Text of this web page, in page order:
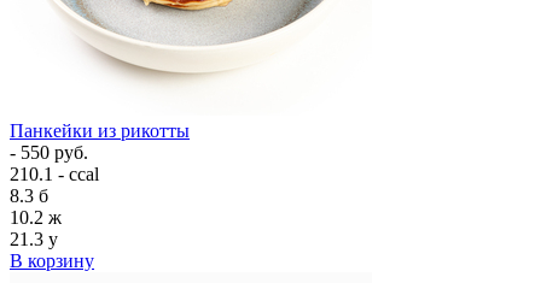
Панкейки из рикотты
- 550 руб.
210.1 - ccal
8.3 б
10.2 ж
21.3 у
В корзину